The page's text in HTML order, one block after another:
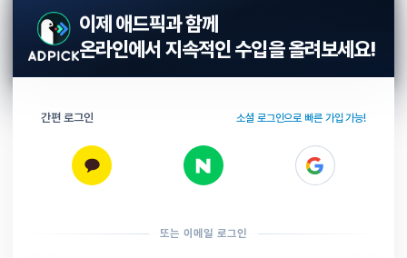
이제 애드픽과 함께
온라인에서 지속적인 수입을 올려보세요!
간편 로그인 소셜 로그인으로 빠른 가입 가능!
또는 이메일 로그인